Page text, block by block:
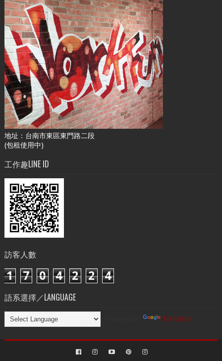
地址：台南市東區東門路二段
(包租使用中)
工作趣LINE ID
訪客人數
1 7 0 4 2 2 4
語系選擇／LANGUAGE
Translate